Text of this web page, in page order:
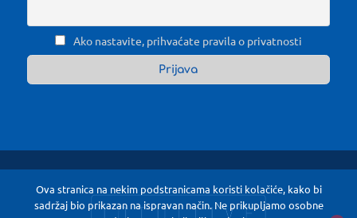
Ako nastavite, prihvaćate pravila o privatnosti
Ova stranica na nekim podstranicama koristi kolačiće, kako bi
sadržaj bio prikazan na ispravan način. Ne prikupljamo osobne